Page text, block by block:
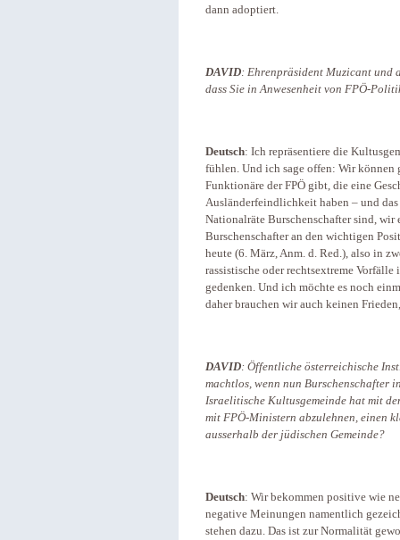
dann adoptiert.
DAVID: Ehrenpräsident Muzicant und
dass Sie in Anwesenheit von FPÖ-
Deutsch: Ich repräsentiere die
fühlen. Und ich sage offen: Wir können
Funktionäre der FPÖ gibt, die eine
Ausländerfeindlichkeit haben – und
Nationalräte Burschenschafter sind,
Burschenschafter an den wichtigen
heute (6. März, Anm. d. Red.), also in
rassistische oder rechtsextreme
gedenken. Und ich möchte es noch
daher brauchen wir auch keinen
DAVID: Öffentliche österreichische
machtlos, wenn nun Burschenschafter
Israelitische Kultusgemeinde hat mit
mit FPÖ-Ministern abzulehnen, einen
ausserhalb der jüdischen Gemeinde?
Deutsch: Wir bekommen positive wie
negative Meinungen namentlich
stehen dazu. Das ist zur Normalität